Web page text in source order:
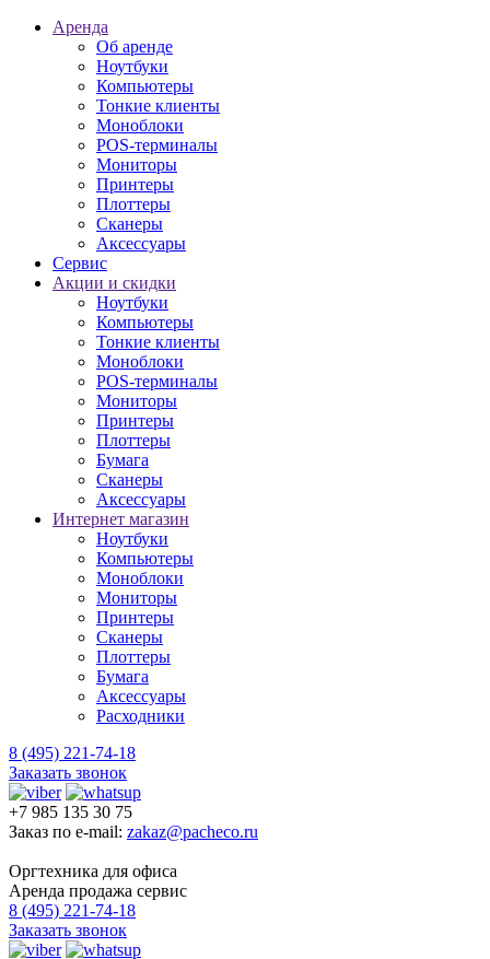
Аренда
Об аренде
Ноутбуки
Компьютеры
Тонкие клиенты
Моноблоки
POS-терминалы
Мониторы
Принтеры
Плоттеры
Сканеры
Аксессуары
Сервис
Акции и скидки
Ноутбуки
Компьютеры
Тонкие клиенты
Моноблоки
POS-терминалы
Мониторы
Принтеры
Плоттеры
Бумага
Сканеры
Аксессуары
Интернет магазин
Ноутбуки
Компьютеры
Моноблоки
Мониторы
Принтеры
Сканеры
Плоттеры
Бумага
Аксессуары
Расходники
8 (495) 221-74-18
Заказать звонок
+7 985 135 30 75
Заказ по e-mail: zakaz@pacheco.ru
Оргтехника для офиса
Аренда продажа сервис
8 (495) 221-74-18
Заказать звонок